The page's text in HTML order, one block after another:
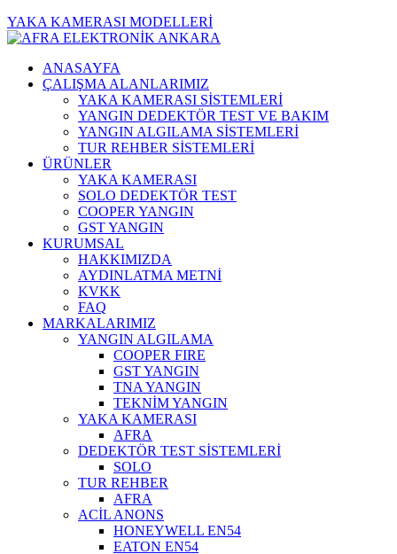
YAKA KAMERASI MODELLERİ
ANASAYFA
ÇALIŞMA ALANLARIMIZ
YAKA KAMERASI SİSTEMLERİ
YANGIN DEDEKTÖR TEST VE BAKIM
YANGIN ALGILAMA SİSTEMLERİ
TUR REHBER SİSTEMLERİ
ÜRÜNLER
YAKA KAMERASI
SOLO DEDEKTÖR TEST
COOPER YANGIN
GST YANGIN
KURUMSAL
HAKKIMIZDA
AYDINLATMA METNİ
KVKK
FAQ
MARKALARIMIZ
YANGIN ALGILAMA
COOPER FIRE
GST YANGIN
TNA YANGIN
TEKNİM YANGIN
YAKA KAMERASI
AFRA
DEDEKTÖR TEST SİSTEMLERİ
SOLO
TUR REHBER
AFRA
ACİL ANONS
HONEYWELL EN54
EATON EN54